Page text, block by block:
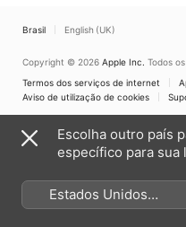
Brasil English (UK)
Copyright © 2026 Apple Inc. Todos
Termos dos serviços de internet
Aviso de utilização de cookies
Escolha outro país
específico para sua
Estados Unidos
(Português Brasil)